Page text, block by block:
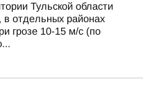
Тульской области
в отдельных районах
грозе 10-15 м/с (по